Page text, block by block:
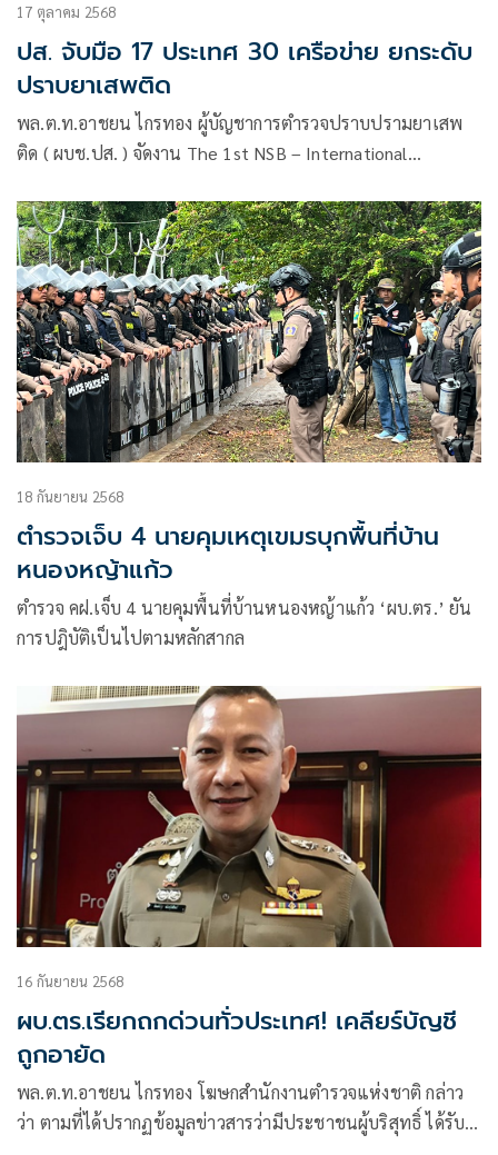
17 ตุลาคม 2568
ปส. จับมือ 17 ประเทศ 30 เครือข่าย ยกระดับ
ปราบยาเสพติด
พล.ต.ท.อาชยน ไกรทอง ผู้บัญชาการตำรวจปราบปรามยาเสพ
ติด ( ผบช.ปส. ) จัดงาน The 1st NSB – International
ประสานงานด้านยาเสพติด
18 กันยายน 2568
ตำรวจเจ็บ 4 นายคุมเหตุเขมรบุกพื้นที่บ้าน
หนองหญ้าแก้ว
ตำรวจ คฝ.เจ็บ 4 นายคุมพื้นที่บ้านหนองหญ้าแก้ว ‘ผบ.ตร.’ ยัน
การปฎิบัติเป็นไปตามหลักสากล
16 กันยายน 2568
ผบ.ตร.เรียกถกด่วนทั่วประเทศ! เคลียร์บัญชี
ถูกอายัด
พล.ต.ท.อาชยน ไกรทอง โฆษกสำนักงานตำรวจแห่งชาติ กล่าว
ว่า ตามที่ได้ปรากฏข้อมูลข่าวสารว่ามีประชาชนผู้บริสุทธิ์ ได้รับ